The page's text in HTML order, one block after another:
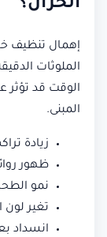
الخزان؟
إهمال تنظيف
الملوثات
الوقت قد تؤثر
المبنى.
زيادة
ظهور
نمو
تغير لون
انسداد